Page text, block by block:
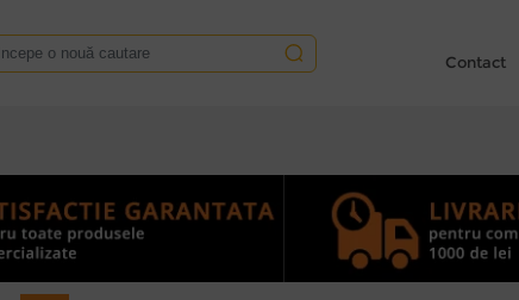
Contact